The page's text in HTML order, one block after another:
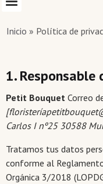
Inicio » Política de
1.
Petit Bouquet Correo
[floristerí
Carlos I nº25 30588
Tratamos tus datos
conforme al
Orgánica 3/2018